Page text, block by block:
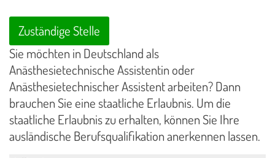
Zuständige Stelle
Sie möchten in Deutschland als
Anästhesietechnische Assistentin oder
Anästhesietechnischer Assistent arbeiten? Dann
brauchen Sie eine staatliche Erlaubnis. Um die
staatliche Erlaubnis zu erhalten, können Sie Ihre
ausländische Berufsqualifikation anerkennen lassen.